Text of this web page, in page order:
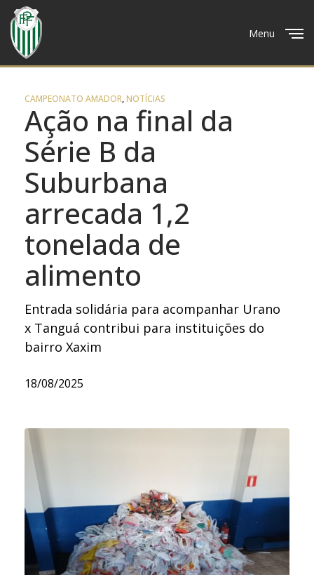
Menu
CAMPEONATO AMADOR,NOTÍCIAS
Ação na final da
Série B da
Suburbana
arrecada 1,2
tonelada de
alimento
Entrada solidária para acompanhar Urano
x Tanguá contribui para instituições do
bairro Xaxim
18/08/2025